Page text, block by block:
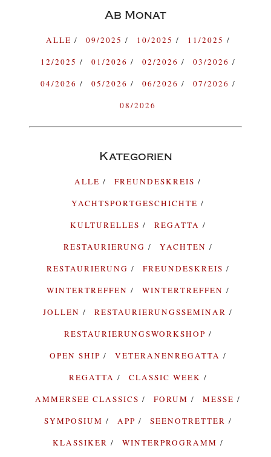
Ab Monat
ALLE 09/2025 10/2025
11/2025
12/2025
01/2026 02/2026
03/2026
04/2026
05/2026 06/2026
07/2026
08/2026
Kategorien
ALLE
FREUNDESKREIS
YACHTSPORTGESCHICHTE
KULTURELLES
REGATTA
RESTAURIERUNG
YACHTEN
RESTAURIERUNG
FREUNDESKREIS
WINTERTREFFEN
WINTERTREFFEN
JOLLEN
RESTAURIERUNGSSEMINAR
RESTAURIERUNGSWORKSHOP
OPEN SHIP
VETERANENREGATTA
REGATTA
CLASSIC WEEK
AMMERSEE CLASSICS
FORUM
MESSE
SYMPOSIUM
APP
SEENOTRETTER
KLASSIKER
WINTERPROGRAMM